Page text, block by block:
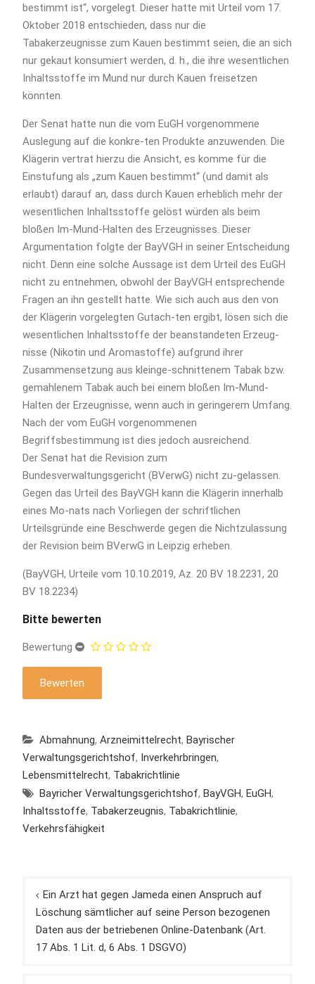
bestimmt ist“, vorgelegt. Dieser hatte mit Urteil vom 17.
Oktober 2018 entschieden, dass nur die
Tabakerzeugnisse zum Kauen bestimmt seien, die an sich
nur gekaut konsumiert werden, d. h., die ihre wesentlichen
Inhaltsstoffe im Mund nur durch Kauen freisetzen
könnten.
Der Senat hatte nun die vom EuGH vorgenommene
Auslegung auf die konkre-ten Produkte anzuwenden. Die
Klägerin vertrat hierzu die Ansicht, es komme für die
Einstufung als „zum Kauen bestimmt“ (und damit als
erlaubt) darauf an, dass durch Kauen erheblich mehr der
wesentlichen Inhaltsstoffe gelöst würden als beim
bloßen Im-Mund-Halten des Erzeugnisses. Dieser
Argumentation folgte der BayVGH in seiner Entscheidung
nicht. Denn eine solche Aussage ist dem Urteil des EuGH
nicht zu entnehmen, obwohl der BayVGH entsprechende
Fragen an ihn gestellt hatte. Wie sich auch aus den von
der Klägerin vorgelegten Gutach-ten ergibt, lösen sich die
wesentlichen Inhaltsstoffe der beanstandeten Erzeug-
nisse (Nikotin und Aromastoffe) aufgrund ihrer
Zusammensetzung aus kleinge-schnittenem Tabak bzw.
gemahlenem Tabak auch bei einem bloßen Im-Mund-
Halten der Erzeugnisse, wenn auch in geringerem Umfang.
Nach der vom EuGH vorgenommenen
Begriffsbestimmung ist dies jedoch ausreichend.
Der Senat hat die Revision zum
Bundesverwaltungsgericht (BVerwG) nicht zu-gelassen.
Gegen das Urteil des BayVGH kann die Klägerin innerhalb
eines Mo-nats nach Vorliegen der schriftlichen
Urteilsgründe eine Beschwerde gegen die Nichtzulassung
der Revision beim BVerwG in Leipzig erheben.
(BayVGH, Urteile vom 10.10.2019, Az. 20 BV 18.2231, 20
BV 18.2234)
Bitte bewerten
Bewertung
Abmahnung, Arzneimittelrecht, Bayrischer
Verwaltungsgerichtshof, Inverkehrbringen,
Lebensmittelrecht, Tabakrichtlinie
Bayricher Verwaltungsgerichtshof, BayVGH, EuGH,
Inhaltsstoffe, Tabakerzeugnis, Tabakrichtlinie,
Verkehrsfähigkeit
Ein Arzt hat gegen Jameda einen Anspruch auf
Löschung sämtlicher auf seine Person bezogenen
Daten aus der betriebenen Online-Datenbank (Art.
17 Abs. 1 Lit. d, 6 Abs. 1 DSGVO)